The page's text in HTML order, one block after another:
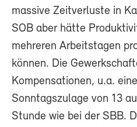
massive Zeitverluste in
SOB aber hätte
mehreren Arbeitstagen
können. Die
Kompensationen, u.a.
Sonntagszulage von 13
Stunde wie bei der SBB.